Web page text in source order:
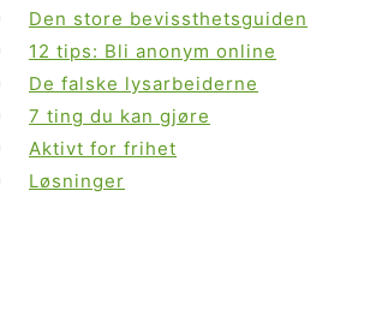
Den store bevissthetsguiden
12 tips: Bli anonym online
De falske lysarbeiderne
7 ting du kan gjøre
Aktivt for frihet
Løsninger